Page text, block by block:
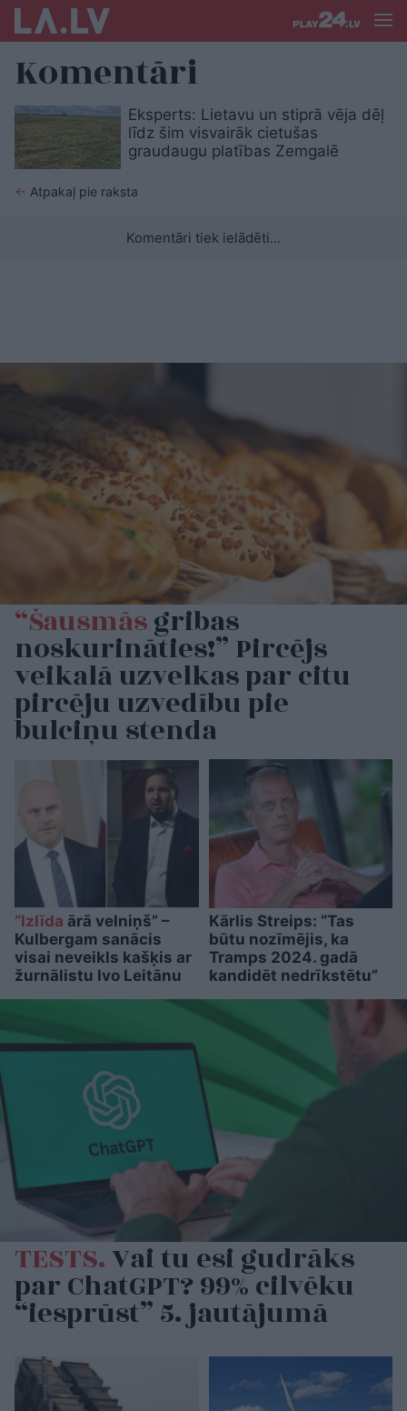
Komentāri
Eksperts: Lietavu un stiprā vēja dēļ
līdz šim visvairāk cietušas
graudaugu platības Zemgalē
← Atpakaļ pie raksta
Komentāri tiek ielādēti...
“Šausmāsgribas
noskurināties!” Pircējs
veikalā uzvelkas par citu
pircēju uzvedību pie
bulciņu stenda
“Izlīda ārā velniņš” –
Kulbergam sanācis
visai neveikls kašķis ar
žurnālistu Ivo Leitānu
Kārlis Streips: “Tas
būtu nozīmējis, ka
Tramps 2024. gadā
kandidēt nedrīkstētu”
TESTS.Vai tu esi gudrāks
par ChatGPT? 99% cilvēku
“iesprūst” 5. jautājumā